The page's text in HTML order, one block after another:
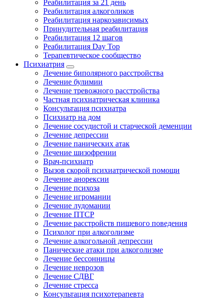
Реабилитация за 21 день
Реабилитация алкоголиков
Реабилитация наркозависимых
Принудительная реабилитация
Реабилитация 12 шагов
Реабилитация Day Top
Терапевтическое сообщество
Психиатрия
Лечение биполярного расстройства
Лечение булимии
Лечение тревожного расстройства
Частная психиатрическая клиника
Консультация психиатра
Психиатр на дом
Лечение сосудистой и старческой деменции
Лечение депрессии
Лечение панических атак
Лечение шизофрении
Врач-психиатр
Вызов скорой психиатрической помощи
Лечение анорексии
Лечение психоза
Лечение игромании
Лечение лудомании
Лечение ПТСР
Лечение расстройств пищевого поведения
Психолог при алкоголизме
Лечение алкогольной депрессии
Панические атаки при алкоголизме
Лечение бессонницы
Лечение неврозов
Лечение СДВГ
Лечение стресса
Консультация психотерапевта